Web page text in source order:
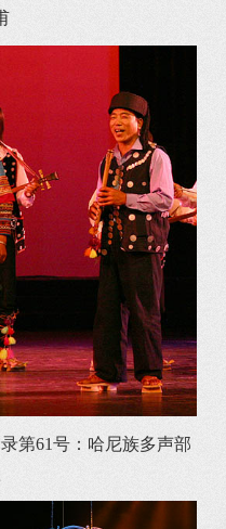
第61号：哈尼族多声部